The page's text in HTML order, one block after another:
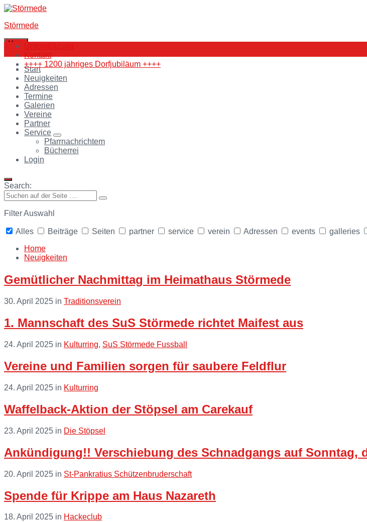
Skip
content
Skip
main
Skip
footer
Störmede
Menu
Kontakt
++++ 1200 jähriges Dorfjubiläum ++++
Start
Neuigkeiten
Adressen
Termine
Galerien
Vereine
Partner
Service
Pfarrnachrichtem
Bücherrei
Login
Search:
Filter Auswahl
Alles Beiträge Seiten partner service verein Adressen events galleries
search
Home
Neuigkeiten
Gemütlicher Nachmittag im Heimathaus Störmede
30. April 2025 in Traditionsverein
Read
More
1. Mannschaft des SuS Störmede richtet Maifest aus
24. April 2025 in Kulturring, SuS Störmede Fussball
Read
More
Vereine und Familien sorgen für saubere Feldflur
24. April 2025 in Kulturring
Read
More
Waffelback-Aktion der Stöpsel am Carekauf
23. April 2025 in Die Stöpsel
Read
More
Ankündigung!! Verschiebung des Schnadgangs auf Sonntag,
20. April 2025 in St-Pankratius Schützenbruderschaft
Read
More
Spende für Krippe am Haus Nazareth
18. April 2025 in Hackeclub